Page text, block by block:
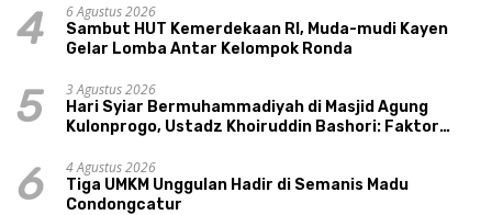
4
6 Agustus 2026
Sambut HUT Kemerdekaan RI, Muda-mudi Kayen
Gelar Lomba Antar Kelompok Ronda
5
3 Agustus 2026
Hari Syiar Bermuhammadiyah di Masjid Agung
Kulonprogo, Ustadz Khoiruddin Bashori: Faktor
6
4 Agustus 2026
Tiga UMKM Unggulan Hadir di Semanis Madu
Condongcatur